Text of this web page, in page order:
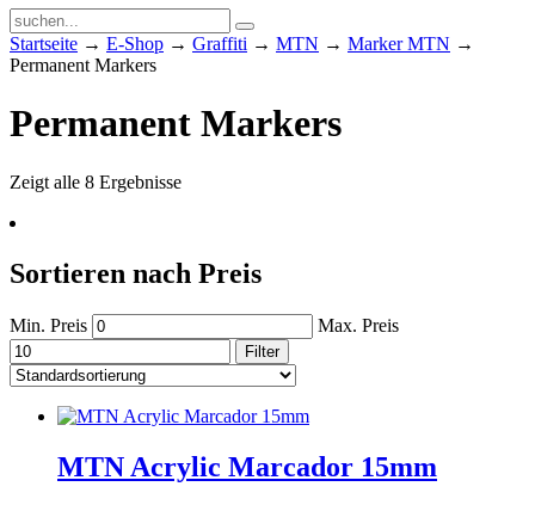
Startseite → E-Shop → Graffiti → MTN → Marker MTN →
Permanent Markers
Permanent Markers
Zeigt alle 8 Ergebnisse
Sortieren nach Preis
Min. Preis Max. Preis
Filter
MTN Acrylic Marcador 15mm